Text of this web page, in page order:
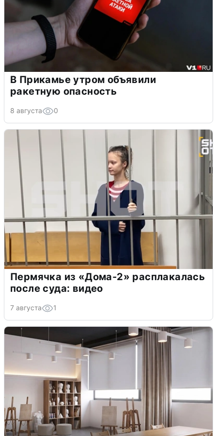
В Прикамье утром объявили
ракетную опасность
8 августа 0
Пермячка из «Дома-2» расплакалась
после суда: видео
7 августа 1